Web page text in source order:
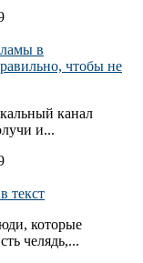
в
чтобы не
канал
и...
текст
которые
челядь,...